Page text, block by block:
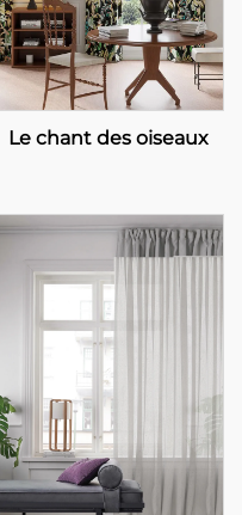
Le chant des oiseaux